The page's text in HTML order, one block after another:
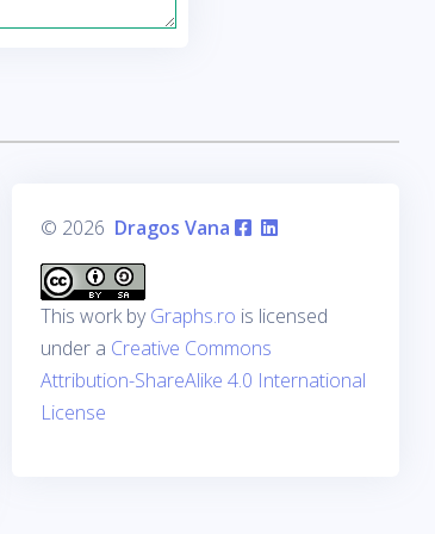
© 2026 Dragos Vana
This work byGraphs.ro is licensed
under a Creative Commons
Attribution-ShareAlike 4.0 International
License